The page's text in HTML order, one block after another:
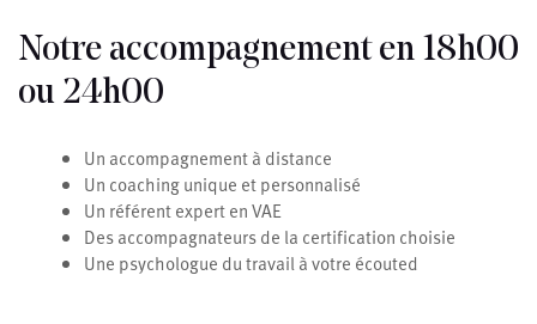
Notre accompagnement en 18h00
ou 24h00
Un accompagnement à distance
Un coaching unique et personnalisé
Un référent expert en VAE
Des accompagnateurs de la certification choisie
Une psychologue du travail à votre écouted